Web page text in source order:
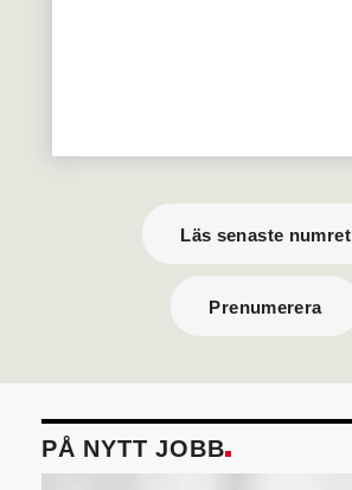
Läs senaste numret
Prenumerera
PÅ NYTT JOBB